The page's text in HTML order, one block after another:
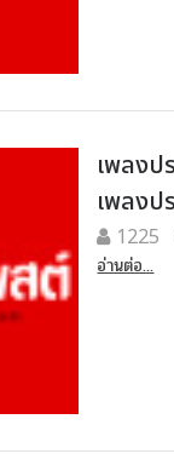
เพลงป
เพลงป
1225
อ่านต่อ...